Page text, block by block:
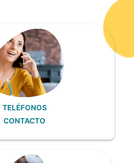
TELÉFONOS
CONTACTO